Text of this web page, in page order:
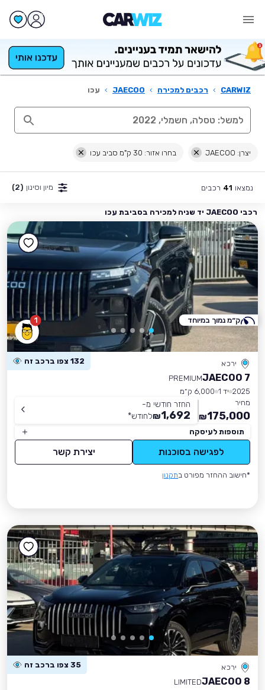
CARWIZ
› רכבים למכירה ›
JAECOO
› עכו
יצרן: JAECOO בחרו אזור: 30 ק"מ סביב עכו
נמצאו 41 רכבים מיון וסינון (2)
רכבי JAECOO יד שניה למכירה בסביבת עכו
1
ירכא 132 צפו ברכב זה
JAECOO 7
PREMIUM
2025 יד 1
6,000 ק״מ
מחיר
175,000
₪
החזר חודשי מ-
1,692
₪לחודש*
תוספות לעיסקה
לפגישה בסוכנות יצירת קשר
*חישוב ההחזר מפורט בתקנון
ק״מ נמוך במיוחד
ירכא 35 צפו ברכב זה
JAECOO 8
LIMITED